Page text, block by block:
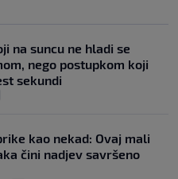
na suncu ne hladi se
nego postupkom koji
sekundi
kao nekad: Ovaj mali
čini nadjev savršeno